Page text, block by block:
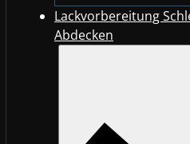
Lackvorbereitung
Abdecken